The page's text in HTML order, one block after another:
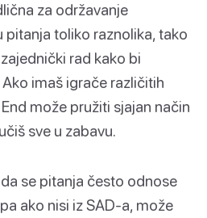
za održavanje
pitanja toliko raznolika, tako
rad kako bi
imaš igrače različitih
može pružiti sjajan način
sve u zabavu.
se pitanja često odnose
ako nisi iz SAD-a, može